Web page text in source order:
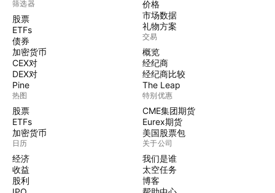
筛选器
股票
ETFs
债券
加密货币
CEX对
DEX对
Pine
热图
股票
ETFs
加密货币
日历
经济
收益
股利
价格
市场数据
礼物方案
交易
概览
经纪商
经纪商比较
The Leap
特别优惠
CME集团期货
Eurex期货
美国股票包
关于公司
我们是谁
太空任务
博客